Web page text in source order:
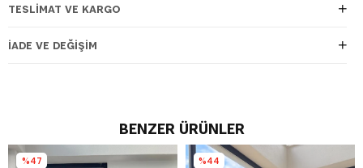
TESLIMAT VE KARGO
İADE VE DEĞIŞIM
BENZER ÜRÜNLER
%47 %44